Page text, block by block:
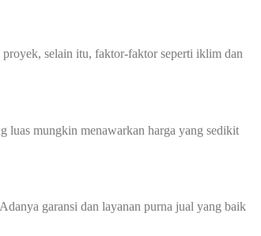
proyek, selain itu, faktor-faktor seperti iklim dan
luas mungkin menawarkan harga yang sedikit
garansi dan layanan purna jual yang baik